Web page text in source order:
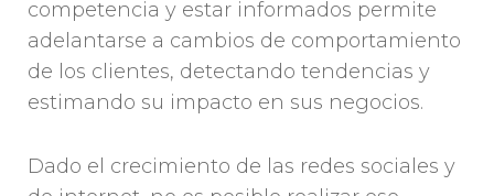
competencia y estar informados permite
adelantarse a cambios de comportamiento
de los clientes, detectando tendencias y
estimando su impacto en sus negocios.
Dado el crecimiento de las redes sociales y